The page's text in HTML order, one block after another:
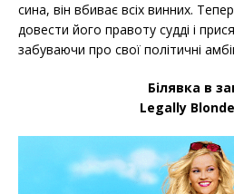
сина, він вбиває всіх винних.
довести його правоту судді і
забуваючи про свої політичні
Білявка в
Legally